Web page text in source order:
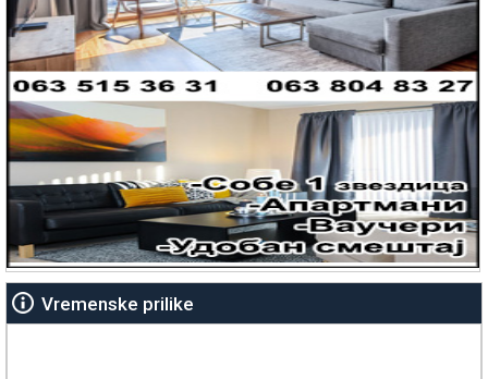
Vremenske prilike